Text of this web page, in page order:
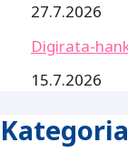
27.7.2026
Digirata-
15.7.2026